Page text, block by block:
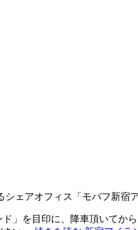
ェアオフィス「モバフ新宿
」を目印に、降車頂いてか